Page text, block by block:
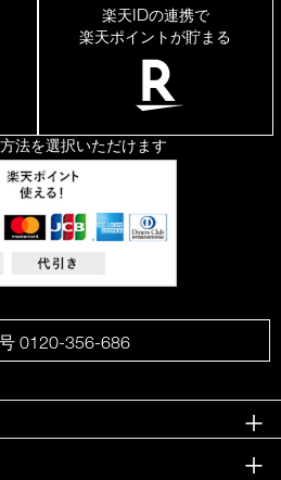
楽天IDの連携で
楽天ポイントが貯まる
法を選択いただけます
0120-356-686